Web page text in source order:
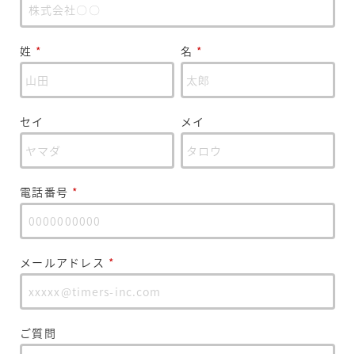
姓 * 名 *
セイ メイ
電話番号 *
メールアドレス *
ご質問